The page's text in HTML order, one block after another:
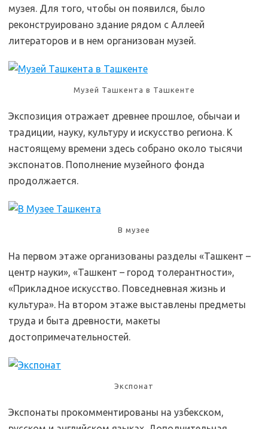
музея. Для того, чтобы он появился, было
реконструировано здание рядом с Аллеей
литераторов и в нем организован музей.
Музей Ташкента в Ташкенте
Экспозиция отражает древнее прошлое, обычаи и
традиции, науку, культуру и искусство региона. К
настоящему времени здесь собрано около тысячи
экспонатов. Пополнение музейного фонда
продолжается.
В музее
На первом этаже организованы разделы «Ташкент –
центр науки», «Ташкент – город толерантности»,
«Прикладное искусство. Повседневная жизнь и
культура». На втором этаже выставлены предметы
труда и быта древности, макеты
достопримечательностей.
Экспонат
Экспонаты прокомментированы на узбекском,